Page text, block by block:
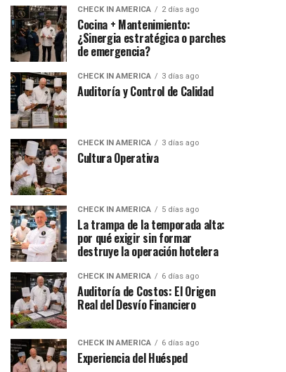
CHECK IN AMERICA 2 días ago
Cocina + Mantenimiento:
¿Sinergia estratégica o parches
de emergencia?
CHECK IN AMERICA 3 días ago
Auditoría y Control de Calidad
CHECK IN AMERICA 3 días ago
Cultura Operativa
CHECK IN AMERICA 5 días ago
La trampa de la temporada alta:
por qué exigir sin formar
destruye la operación hotelera
CHECK IN AMERICA 6 días ago
Auditoría de Costos: El Origen
Real del Desvío Financiero
CHECK IN AMERICA 6 días ago
Experiencia del Huésped